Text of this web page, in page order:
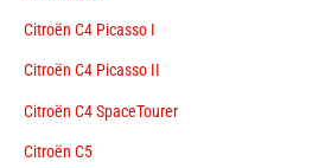
Citroën C4 Picasso I
Citroën C4 Picasso II
Citroën C4 SpaceTourer
Citroën C5